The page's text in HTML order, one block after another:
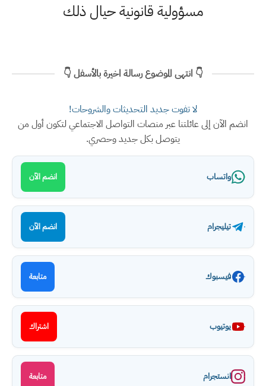
مسؤولية قانونية حيال ذلك
👇 انتهى الموضوع رسالة اخيرة بالأسفل 👇
لا تفوت جديد التحديثات والشروحات!
انضم الآن إلى عائلتنا عبر منصات التواصل الاجتماعي لتكون أول من
يتوصل بكل جديد وحصري.
واتساب انضم الآن
تيليجرام انضم الآن
فيسبوك متابعة
يوتيوب اشتراك
انستجرام متابعة